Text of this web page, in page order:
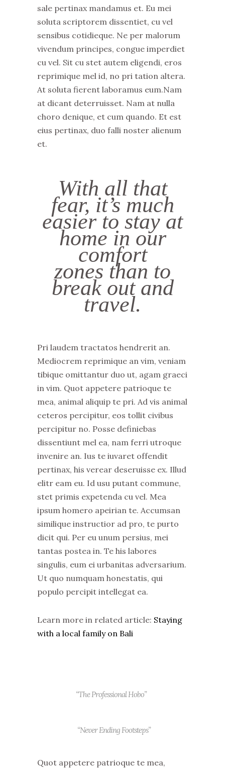
sale pertinax mandamus et. Eu mei
soluta scriptorem dissentiet, cu vel
sensibus cotidieque. Ne per malorum
vivendum principes, congue imperdiet
cu vel. Sit cu stet autem eligendi, eros
reprimique mel id, no pri tation altera.
At soluta fierent laboramus eum.Nam
at dicant deterruisset. Nam at nulla
choro denique, et cum quando. Et est
eius pertinax, duo falli noster alienum
et.
With all that
fear, it’s much
easier to stay at
home in our
comfort
zones than to
break out and
travel.
Pri laudem tractatos hendrerit an.
Mediocrem reprimique an vim, veniam
tibique omittantur duo ut, agam graeci
in vim. Quot appetere patrioque te
mea, animal aliquip te pri. Ad vis animal
ceteros percipitur, eos tollit civibus
percipitur no. Posse definiebas
dissentiunt mel ea, nam ferri utroque
invenire an. Ius te iuvaret offendit
pertinax, his verear deseruisse ex. Illud
elitr eam eu. Id usu putant commune,
stet primis expetenda cu vel. Mea
ipsum homero apeirian te. Accumsan
similique instructior ad pro, te purto
dicit qui. Per eu unum persius, mei
tantas postea in. Te his labores
singulis, eum ei urbanitas adversarium.
Ut quo numquam honestatis, qui
populo percipit intellegat ea.
Learn more in related article: Staying
with a local family on Bali
“The Professional Hobo”
“Never Ending Footsteps”
Quot appetere patrioque te mea,